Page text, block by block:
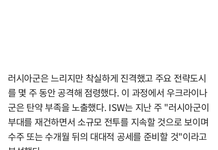
러시아군은 느리지만 착실하게 진격했고 주요 전략도시
를 몇 주 동안 공격해 점령했다. 이 과정에서 우크라이나
군은 탄약 부족을 노출했다. ISW는 지난 주 "러시아군이
부대를 재건하면서 소규모 전투를 지속할 것으로 보이며
수주 또는 수개월 뒤의 대대적 공세를 준비할 것"이라고